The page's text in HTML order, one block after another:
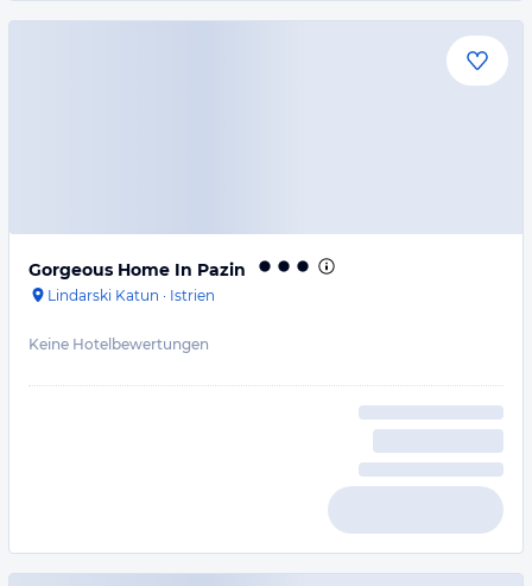
Gorgeous Home In Pazin
Lindarski Katun · Istrien
Keine Hotelbewertungen